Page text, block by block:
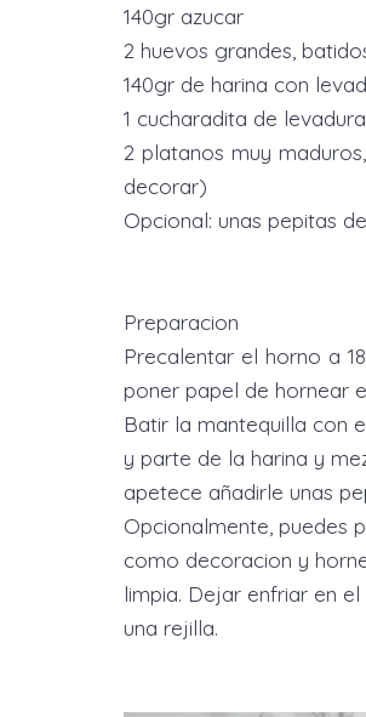
140gr azucar
2 huevos grandes,
140gr de harina con
1 cucharadita de
2 platanos muy
decorar)
Opcional: unas pepitas
Preparacion
Precalentar el horno a
poner papel de hornear
Batir la mantequilla con
y parte de la harina y
apetece añadirle unas
Opcionalmente, puedes
como decoracion y
limpia. Dejar enfriar en
una rejilla.